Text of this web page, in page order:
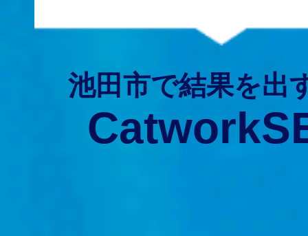
池田市で結果を出